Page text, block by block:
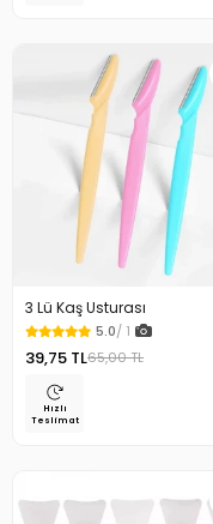
3 Lü Kaş Usturası
5.0/ 1
39,75 TL65,00 TL
Hızlı
Teslimat